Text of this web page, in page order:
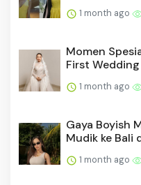
1 month ago
Momen
First Wedding
1 month ago
Gaya Boyish
Mudik ke Bali
1 month ago